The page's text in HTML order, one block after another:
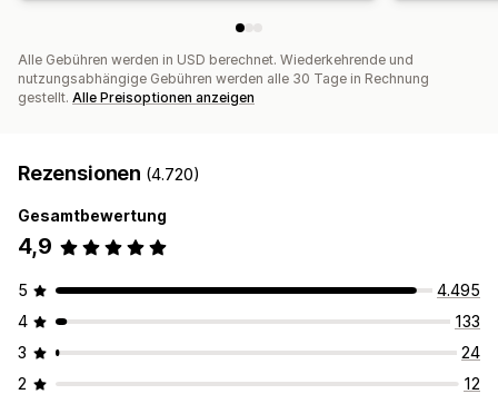
Alle Gebühren werden in USD berechnet. Wiederkehrende und
nutzungsabhängige Gebühren werden alle 30 Tage in Rechnung
gestellt. Alle Preisoptionen anzeigen
Rezensionen (4.720)
Gesamtbewertung
4,9
5
4.495
4
133
3
24
2
12